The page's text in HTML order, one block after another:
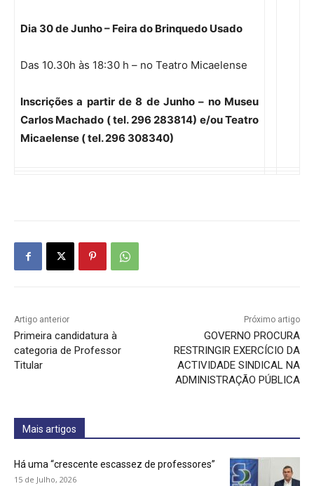
Dia 30 de Junho – Feira do Brinquedo Usado
Das 10.30h às 18:30 h – no Teatro Micaelense
Inscrições a partir de 8 de Junho – no Museu
Carlos Machado ( tel. 296 283814) e/ou Teatro
Micaelense ( tel. 296 308340)
Artigo anterior
Primeira candidatura à
categoria de Professor
Titular
Próximo artigo
GOVERNO PROCURA
RESTRINGIR EXERCÍCIO DA
ACTIVIDADE SINDICAL NA
ADMINISTRAÇÃO PÚBLICA
Mais artigos
Há uma “crescente escassez de professores”
15 de Julho, 2026